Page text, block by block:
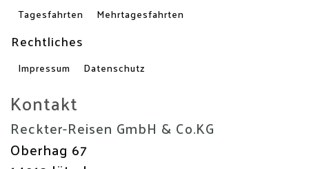
Tagesfahrten Mehrtagesfahrten
Rechtliches
Impressum Datenschutz
Kontakt
Reckter-Reisen GmbH & Co.KG
Oberhag 67